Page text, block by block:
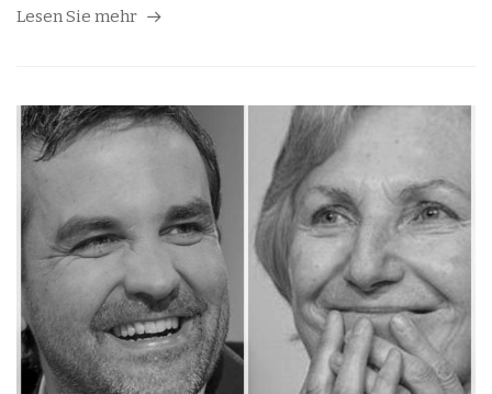
Lesen Sie mehr